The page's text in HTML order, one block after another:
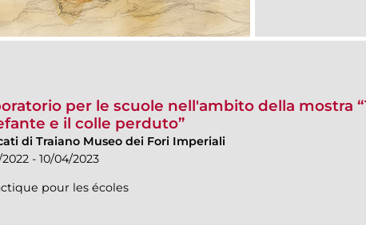
per le scuole nell'ambito della mostra
e il colle perduto”
di Traiano Museo dei Fori Imperiali
2022 - 10/04/2023
pour les écoles